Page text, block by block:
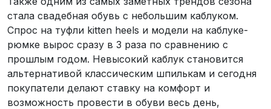
стала свадебная обувь с небольшим каблуком.
Спрос на туфли kitten heels и модели на каблуке-
рюмке вырос сразу в 3 раза по сравнению с
прошлым годом. Невысокий каблук становится
альтернативой классическим шпилькам и сегодня
покупатели делают ставку на комфорт и
возможность провести в обуви весь день,